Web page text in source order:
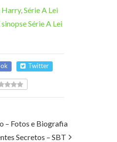
Harry,Série A Lei
sinopse Série A Lei
Twitter
– Fotos e Biografia
Secretos – SBT